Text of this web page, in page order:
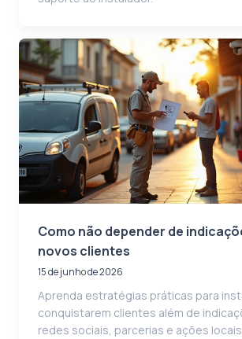
Como não depender de
novos clientes
15 de junho de 2026
Aprenda estratégias práticas para
conquistarem clientes além de
redes sociais, parcerias e ações